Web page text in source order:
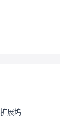
幕显示窗口
浦数字接口输出
展坞